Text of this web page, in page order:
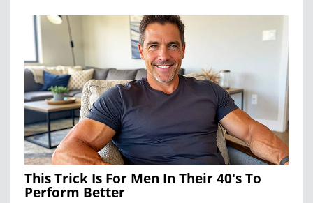
This Trick Is For Men In Their 40's To
Perform Better